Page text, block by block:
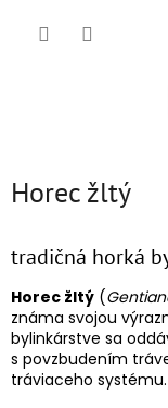
Horec žltý
tradičná horká
Horec žltý (
známa svojou
bylinkárstve sa
s povzbudením
tráviaceho systému.